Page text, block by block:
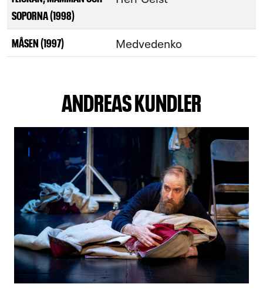
SOPORNA (1998)
MÅSEN (1997) Medvedenko
ANDREAS KUNDLER